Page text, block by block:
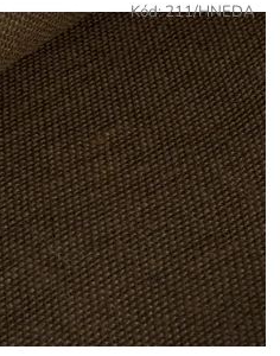
Kód:211/HNEDA